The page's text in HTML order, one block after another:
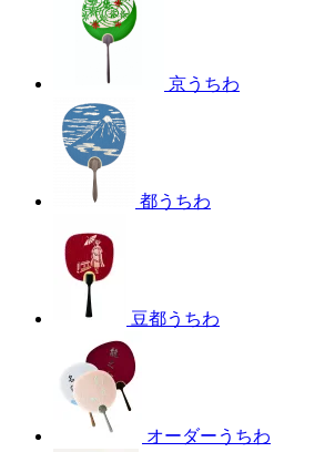
京うちわ
都うちわ
豆都うちわ
オーダーうちわ